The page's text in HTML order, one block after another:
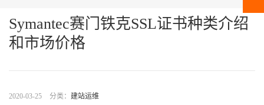
Symantec赛门铁克SSL证书种类介绍
和市场价格
2020-03-25 分类： 建站运维